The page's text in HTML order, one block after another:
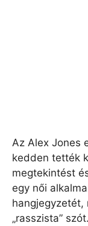
Az Alex Jones
kedden tették
megtekintést
egy női
hangjegyzetét,
„rasszista”